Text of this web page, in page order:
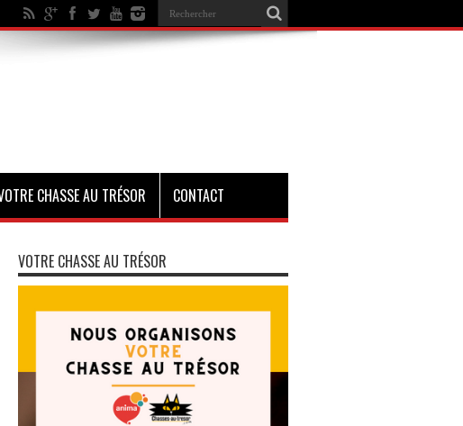
CHASSE AU TRÉSOR CONTACT
VOTRE CHASSE AU TRÉSOR